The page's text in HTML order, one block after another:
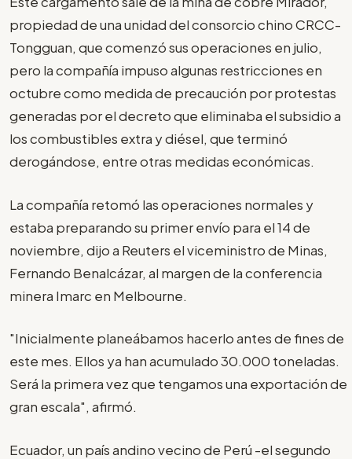
propiedad de una unidad del consorcio chino CRCC-
Tongguan, que comenzó sus operaciones en julio,
pero la compañía impuso algunas restricciones en
octubre como medida de precaución por protestas
generadas por el decreto que eliminaba el subsidio a
los combustibles extra y diésel, que terminó
derogándose, entre otras medidas económicas.
La compañía retomó las operaciones normales y
estaba preparando su primer envío para el 14 de
noviembre, dijo a Reuters el viceministro de Minas,
Fernando Benalcázar, al margen de la conferencia
minera Imarc en Melbourne.
"Inicialmente planeábamos hacerlo antes de fines de
este mes. Ellos ya han acumulado 30.000 toneladas.
Será la primera vez que tengamos una exportación de
gran escala", afirmó.
Ecuador, un país andino vecino de Perú -el segundo